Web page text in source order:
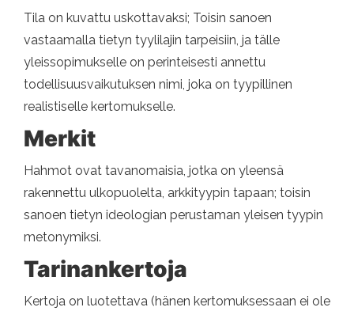
Tila on kuvattu uskottavaksi; Toisin sanoen
vastaamalla tietyn tyylilajin tarpeisiin, ja tälle
yleissopimukselle on perinteisesti annettu
todellisuusvaikutuksen nimi, joka on tyypillinen
realistiselle kertomukselle.
Merkit
Hahmot ovat tavanomaisia, jotka on yleensä
rakennettu ulkopuolelta, arkkityypin tapaan; toisin
sanoen tietyn ideologian perustaman yleisen tyypin
metonymiksi.
Tarinankertoja
Kertoja on luotettava (hänen kertomuksessaan ei ole